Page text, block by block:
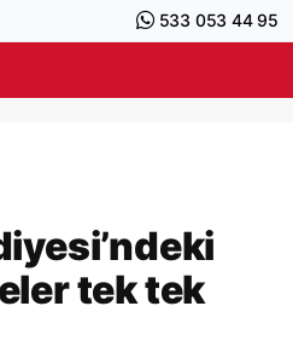
533 053 44 95
tek tek